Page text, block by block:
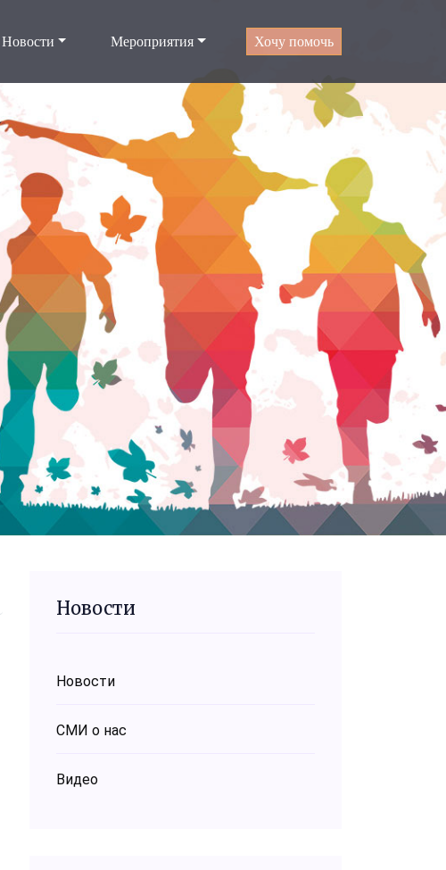
Новости Мероприятия Хочу помочь
Новости
Новости
СМИ о нас
Видео